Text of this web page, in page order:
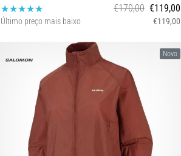
€170,00 €119,00
Último preço mais baixo €119,00
36⅔ Novo